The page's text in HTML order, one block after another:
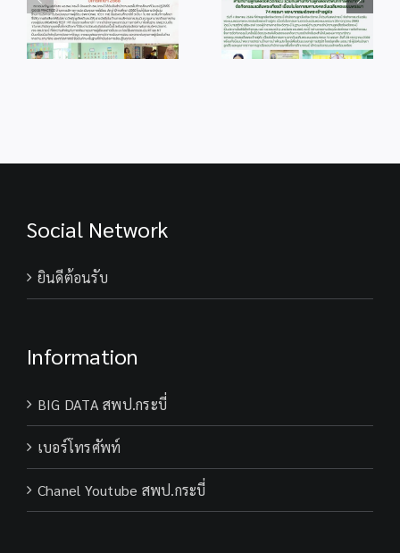
info 4-1 info 28-1
Social Network
ยินดีต้อนรับ
Information
BIG DATA สพป.กระบี่
เบอร์โทรศัพท์
Chanel Youtube สพป.กระบี่